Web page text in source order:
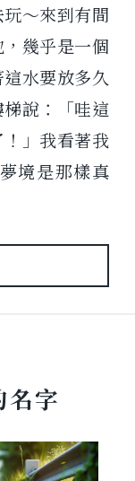
～來到有間
幾乎是一個
水要放多久
說：「哇這
」我看著我
境是那樣真
名字